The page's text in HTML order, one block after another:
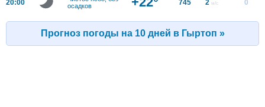
20:00
осадков
745 2 м/с 0
Прогноз погоды на 10 дней в Гыртоп »